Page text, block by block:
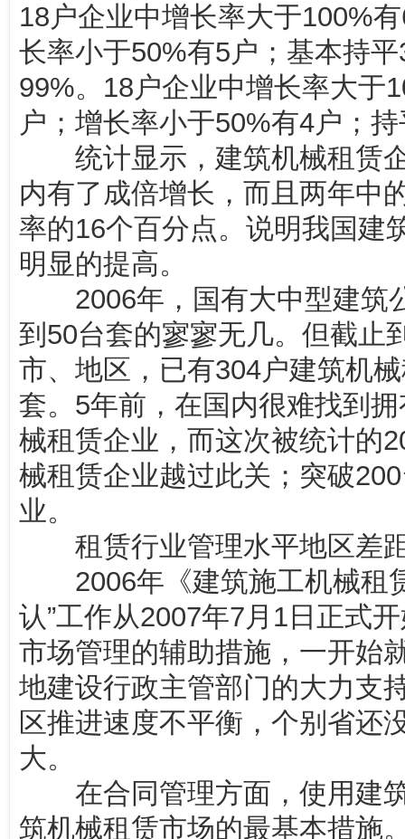
18户企业中增长率大于100%
长率小于50%有5户；基本持
99%。18户企业中增长率大于
户；增长率小于50%有4户；
统计显示，建筑机械租赁企
内有了成倍增长，而且两年中
率的16个百分点。说明我国建
明显的提高。
2006年，国有大中型建筑
到50台套的寥寥无几。但截止
市、地区，已有304户建筑机
套。5年前，在国内很难找到
械租赁企业，而这次被统计的
械租赁企业越过此关；突破
业。
租赁行业管理水平地区差
2006年《建筑施工机械租
认”工作从2007年7月1日正式
市场管理的辅助措施，一开始
地建设行政主管部门的大力支
区推进速度不平衡，个别省还
大。
在合同管理方面，使用建筑
筑机械租赁市场的最基本措施